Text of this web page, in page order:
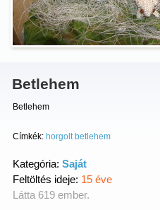
Betlehem
Betlehem
Címkék: horgolt betlehem
Kategória: Saját
Feltöltés ideje: 15 éve
Látta 619 ember.